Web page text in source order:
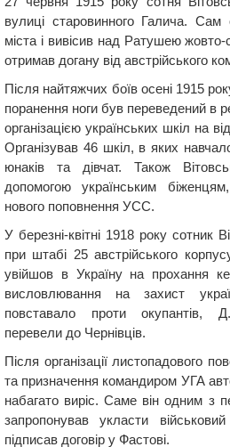
вулиці старовинного Галича.
міста і вивісив над Ратушею
отримав догану від австрійського
Після найтяжчих боїв осені 1915
поранення ноги був переведений в
організацією українських шкіл на
Організував 46 шкіл, в яких
юнаків та дівчат. Також
допомогою українським
нового поповнення УСС.
У березні-квітні 1918 року сотник
при штабі 25 австрійського
увійшов в Україну на прохання
висловлювання на захист
повставало проти окупантів,
перевели до Чернівців.
Після організації листопадового
та призначення командиром УГА
набагато виріс. Саме він одним з
запропонував укласти
підписав договір у Фастові.